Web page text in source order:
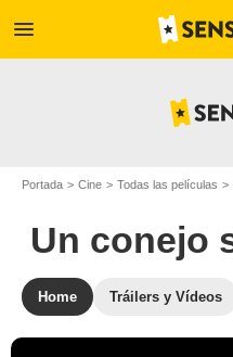
menu
Portada Cine Todas las películas
Un conejo
Home Tráilers y Vídeos